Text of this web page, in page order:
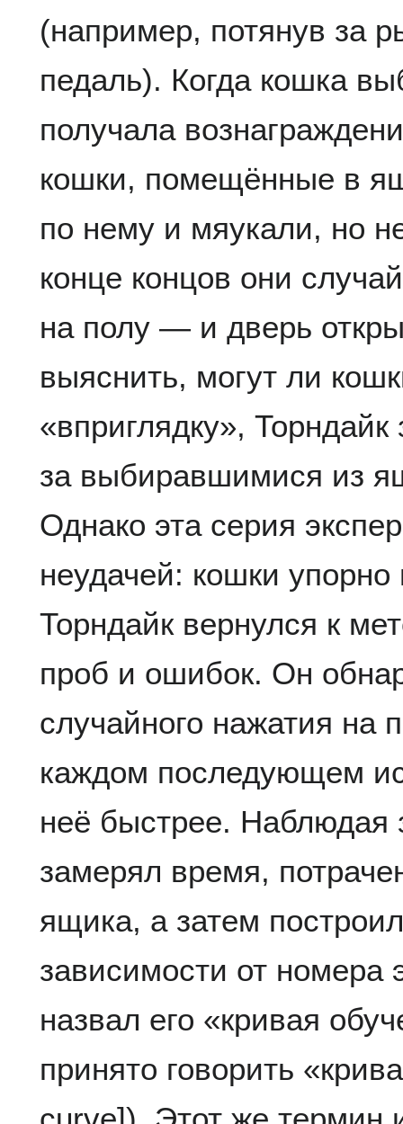
(например, потянув за
педаль). Когда кошка
получала
кошки, помещённые в
по нему и мяукали, но
конце концов они
на полу — и дверь
выяснить, могут ли
«вприглядку»,
за выбиравшимися из
Однако эта серия
неудачей: кошки
Торндайк вернулся к
проб и ошибок. Он
случайного нажатия на
каждом последующем
неё быстрее. Наблюдая
замерял время,
ящика, а затем
зависимости от
назвал его «кривая
принято говорить